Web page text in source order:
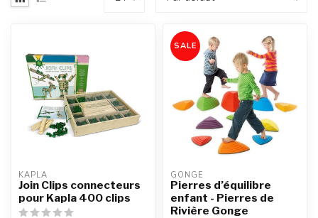
KAPLA
Join Clips connecteurs
pour Kapla 400 clips
SALE
GONGE
Pierres d’équilibre
enfant - Pierres de
Rivière Gonge